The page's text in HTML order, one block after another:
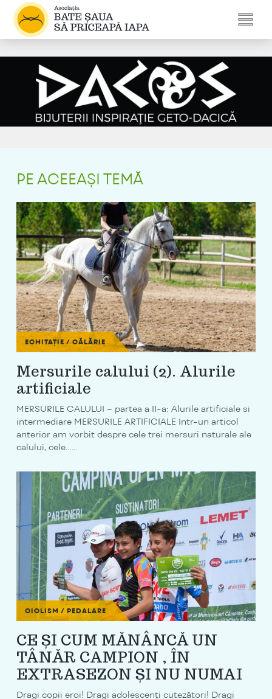
PE ACEEAȘI TEMĂ
ECHITAȚIE / CĂLĂRIE
Mersurile calului (2). Alurile
artificiale
MERSURILE CALULUI – partea a II-a: Alurile artificiale si
intermediare MERSURILE ARTIFICIALE Intr-un articol
anterior am vorbit despre cele trei mersuri naturale ale
calului, cele…...
CICLISM / PEDALARE
CE ȘI CUM MĂNÂNCĂ UN
TÂNĂR CAMPION , ÎN
EXTRASEZON ȘI NU NUMAI
Dragi copii eroi! Dragi adolescenți cutezători! Dragi